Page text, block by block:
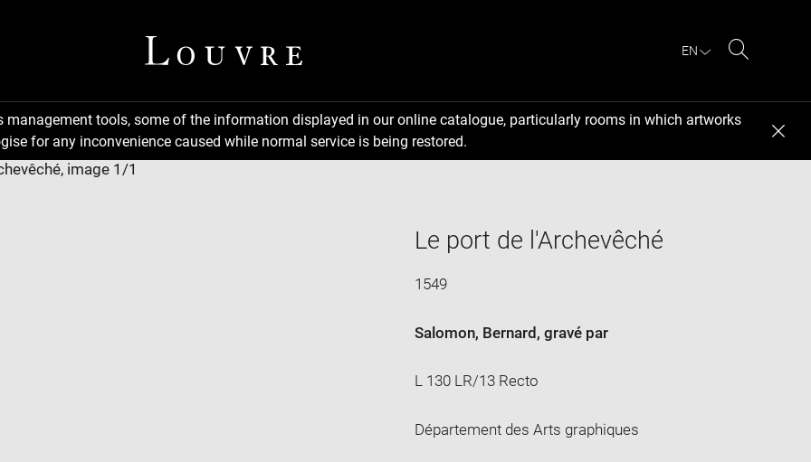
EN
management tools, some of the information displayed in our online catalogue, particularly rooms in which artworks
for any inconvenience caused while normal service is being restored.
Le port de l'Archevêché
1549
Salomon, Bernard, gravé par
L 130 LR/13 Recto
Département des Arts graphiques